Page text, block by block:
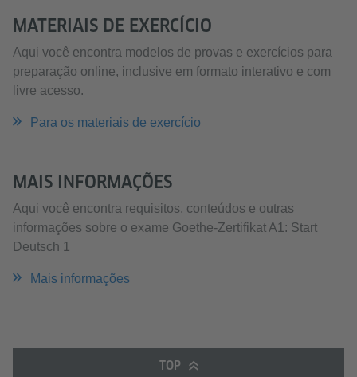
MATERIAIS DE EXERCÍCIO
Aqui você encontra modelos de provas e exercícios para
preparação online, inclusive em formato interativo e com
livre acesso.
Para os materiais de exercício
MAIS INFORMAÇÕES
Aqui você encontra requisitos, conteúdos e outras
informações sobre o exame Goethe-Zertifikat A1: Start
Deutsch 1
Mais informações
TOP